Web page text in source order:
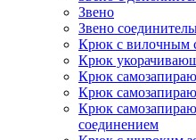
Звено
Звено
Крюк с вилочным
Крюк
Крюк
Крюк
Крюк
соединением